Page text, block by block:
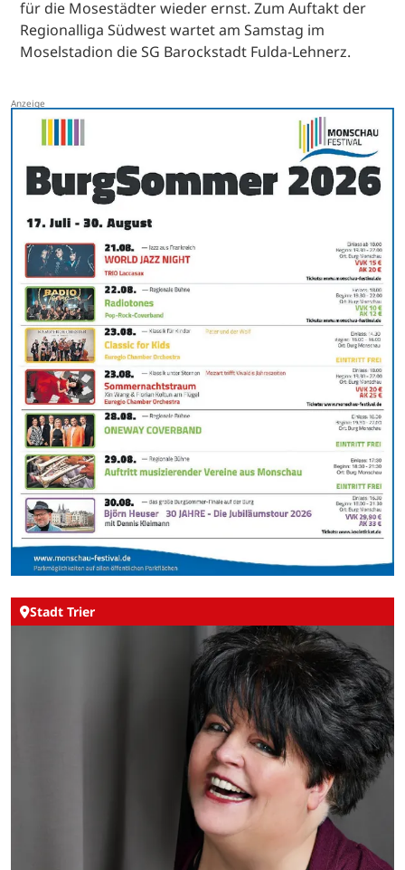
für die Mosestädter wieder ernst. Zum Auftakt der
Regionalliga Südwest wartet am Samstag im
Moselstadion die SG Barockstadt Fulda-Lehnerz.
Stadt Trier